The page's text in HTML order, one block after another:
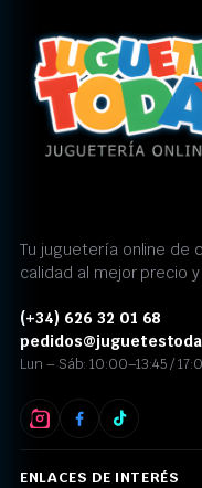
Tu juguetería online de
calidad al mejor precio
(+34) 626 32 01 68
Lun – Sáb: 10:00–13:45 /
ENLACES DE INTERÉS